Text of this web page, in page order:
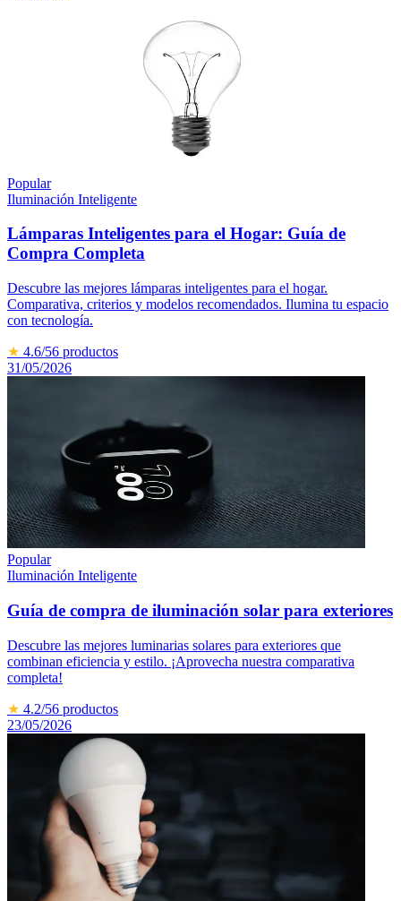
Popular
Iluminación Inteligente
Lámparas Inteligentes para el Hogar: Guía de
Compra Completa
Descubre las mejores lámparas inteligentes para el hogar.
Comparativa, criterios y modelos recomendados. Ilumina tu espacio
con tecnología.
★ 4.6/56 productos
31/05/2026
Popular
Iluminación Inteligente
Guía de compra de iluminación solar para exteriores
Descubre las mejores luminarias solares para exteriores que
combinan eficiencia y estilo. ¡Aprovecha nuestra comparativa
completa!
★ 4.2/56 productos
23/05/2026